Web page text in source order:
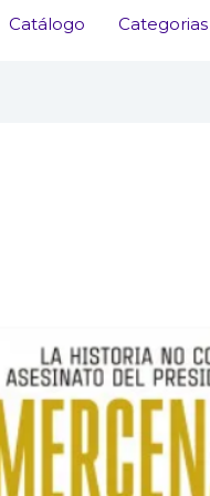
Catálogo Categorias